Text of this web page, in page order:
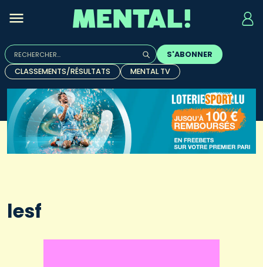
Rechercher :
Quand les résultats de l'auto-complétion sont
S'ABONNER
CLASSEMENTS/RÉSULTATS
MENTAL TV
lesf